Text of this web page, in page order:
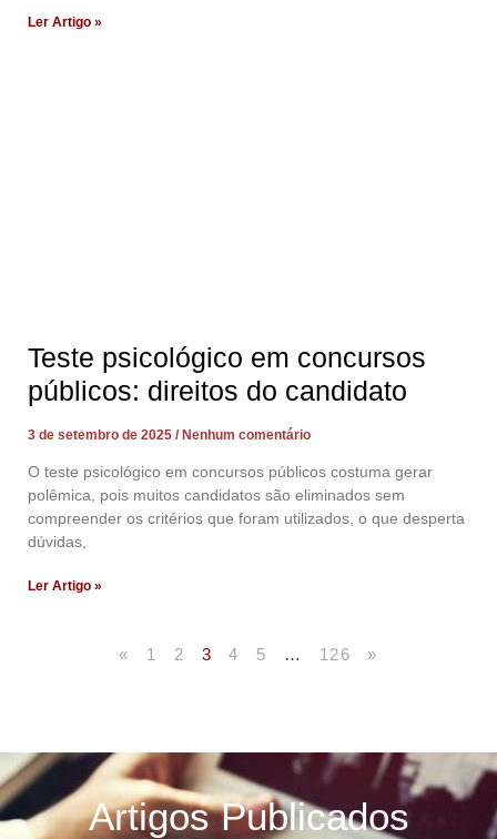
Ler Artigo »
Teste psicológico em concursos
públicos: direitos do candidato
3 de setembro de 2025 Nenhum comentário
O teste psicológico em concursos públicos costuma gerar
polêmica, pois muitos candidatos são eliminados sem
compreender os critérios que foram utilizados, o que desperta
dúvidas,
Ler Artigo »
« 1 2 3 4 5 … 126 »
Artigos Publicados